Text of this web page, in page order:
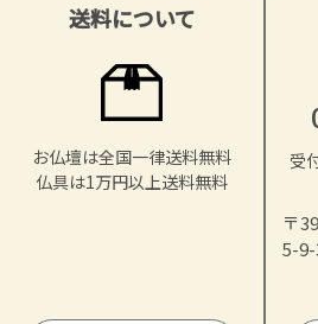
送料について
お仏壇は全国一律送料無料
仏具は1万円以上送料無料
受
〒
5-